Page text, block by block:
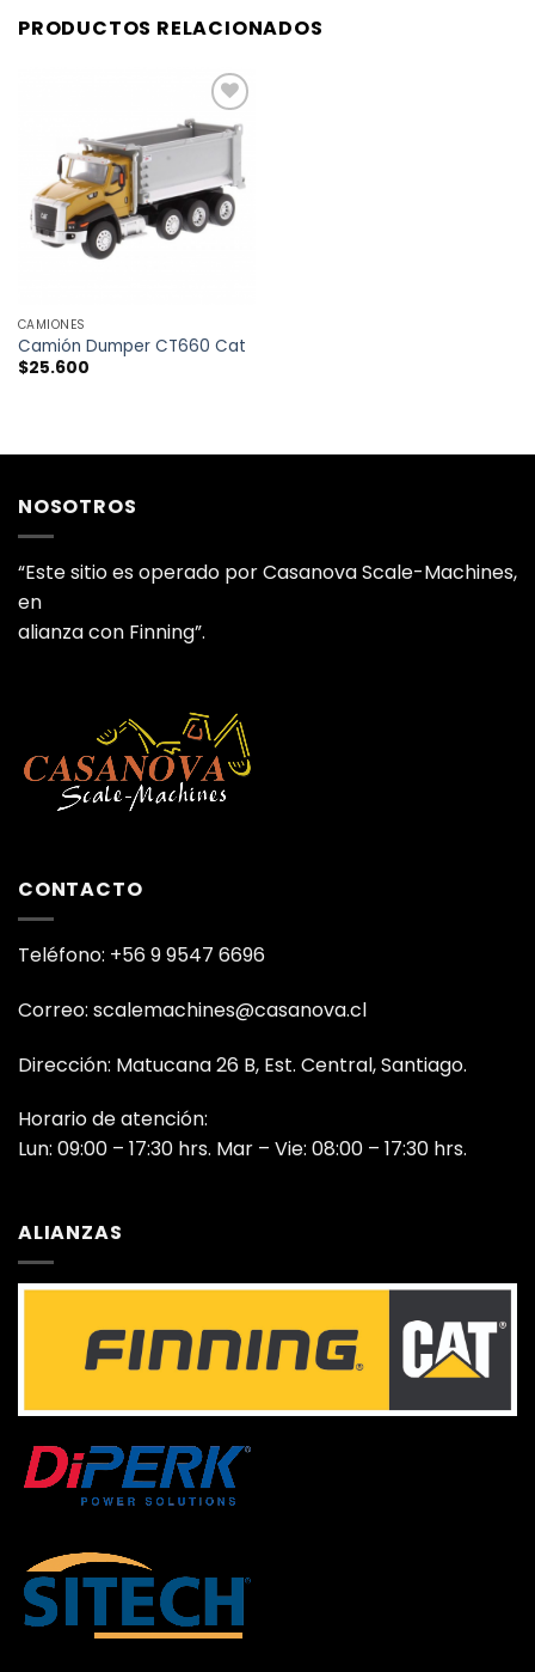
PRODUCTOS RELACIONADOS
AÑADIR
A LA
DE
DESEOS
CAMIONES
Camión Dumper CT660 Cat
$25.600
NOSOTROS
“Este sitio es operado por Casanova Scale-Machines,
en
alianza con Finning”.
CONTACTO
Teléfono: +56 9 9547 6696
Correo: scalemachines@casanova.cl
Dirección: Matucana 26 B, Est. Central, Santiago.
Horario de atención:
Lun: 09:00 – 17:30 hrs. Mar – Vie: 08:00 – 17:30 hrs.
ALIANZAS